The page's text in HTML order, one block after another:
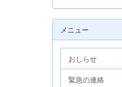
メニュー
おしらせ
緊急の連絡